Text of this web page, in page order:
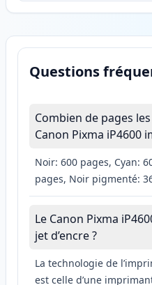
Questions
Combien de pages
Canon Pixma iP4600
Noir: 600 pages, Cyan:
pages, Noir pigmenté:
Le Canon Pixma
jet d’encre ?
La technologie de
est celle d’une